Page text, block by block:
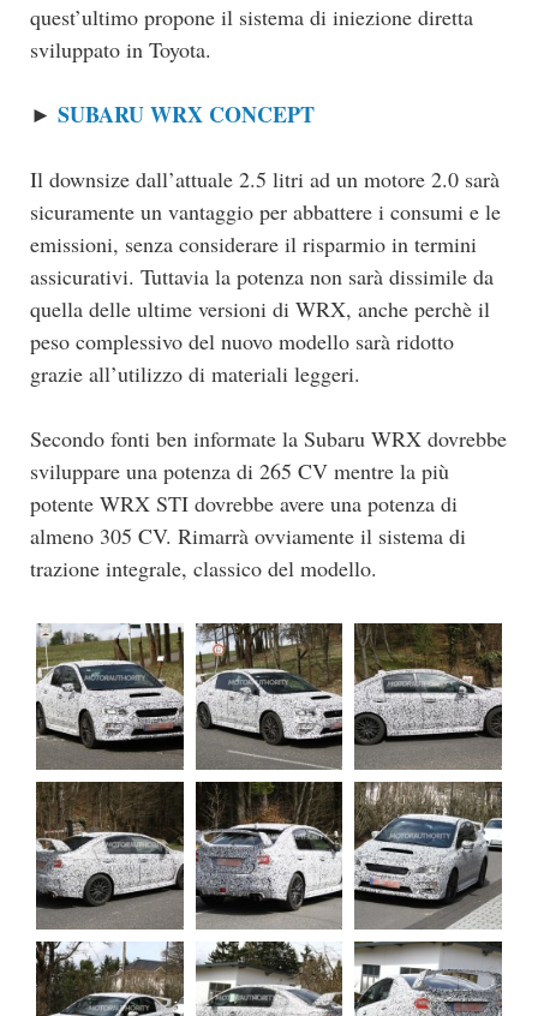
quest’ultimo propone il sistema di iniezione diretta
sviluppato in Toyota.
► SUBARU WRX CONCEPT
Il downsize dall’attuale 2.5 litri ad un motore 2.0 sarà
sicuramente un vantaggio per abbattere i consumi e le
emissioni, senza considerare il risparmio in termini
assicurativi. Tuttavia la potenza non sarà dissimile da
quella delle ultime versioni di WRX, anche perchè il
peso complessivo del nuovo modello sarà ridotto
grazie all’utilizzo di materiali leggeri.
Secondo fonti ben informate la Subaru WRX dovrebbe
sviluppare una potenza di 265 CV mentre la più
potente WRX STI dovrebbe avere una potenza di
almeno 305 CV. Rimarrà ovviamente il sistema di
trazione integrale, classico del modello.